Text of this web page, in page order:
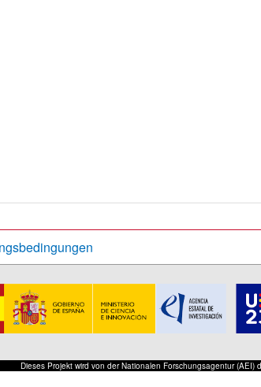
Dieses Projekt wird von der Nationalen Forschungsagentur